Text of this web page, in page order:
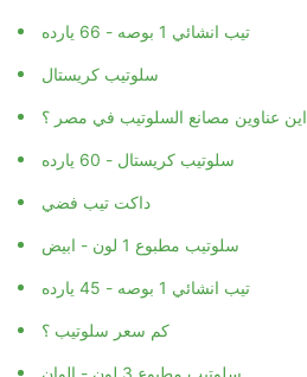
تيب انشائي 1 بوصه - 66 يارده
سلوتيب كريستال
اين عناوين مصانع السلوتيب في مصر ؟
سلوتيب كريستال - 60 يارده
داكت تيب فضي
سلوتيب مطبوع 1 لون - ابيض
تيب انشائي 1 بوصه - 45 يارده
كم سعر سلوتيب ؟
سلوتيب مطبوع 3 لون - الوان